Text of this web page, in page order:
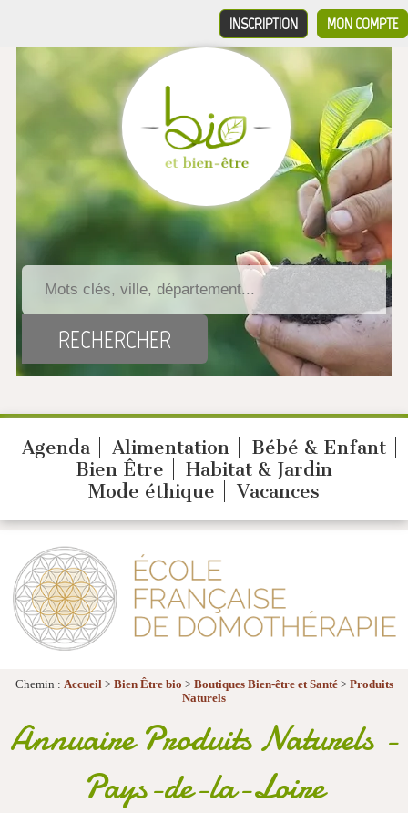
MON COMPTE
INSCRIPTION
Agenda Alimentation
Bébé & Enfant
Bien Être
Habitat & Jardin
Mode éthique
Vacances
Chemin : Accueil> Bien Être bio > Boutiques Bien-être et Santé> Produits
Naturels
Annuaire Produits Naturels -
Pays-de-la-Loire